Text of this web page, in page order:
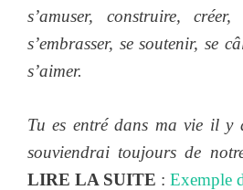
s’amuser, construire, créer,
s’embrasser, se soutenir, se
s’aimer.
Tu es entré dans ma vie il y
souviendrai toujours de
LIRE LA SUITE : Exemple